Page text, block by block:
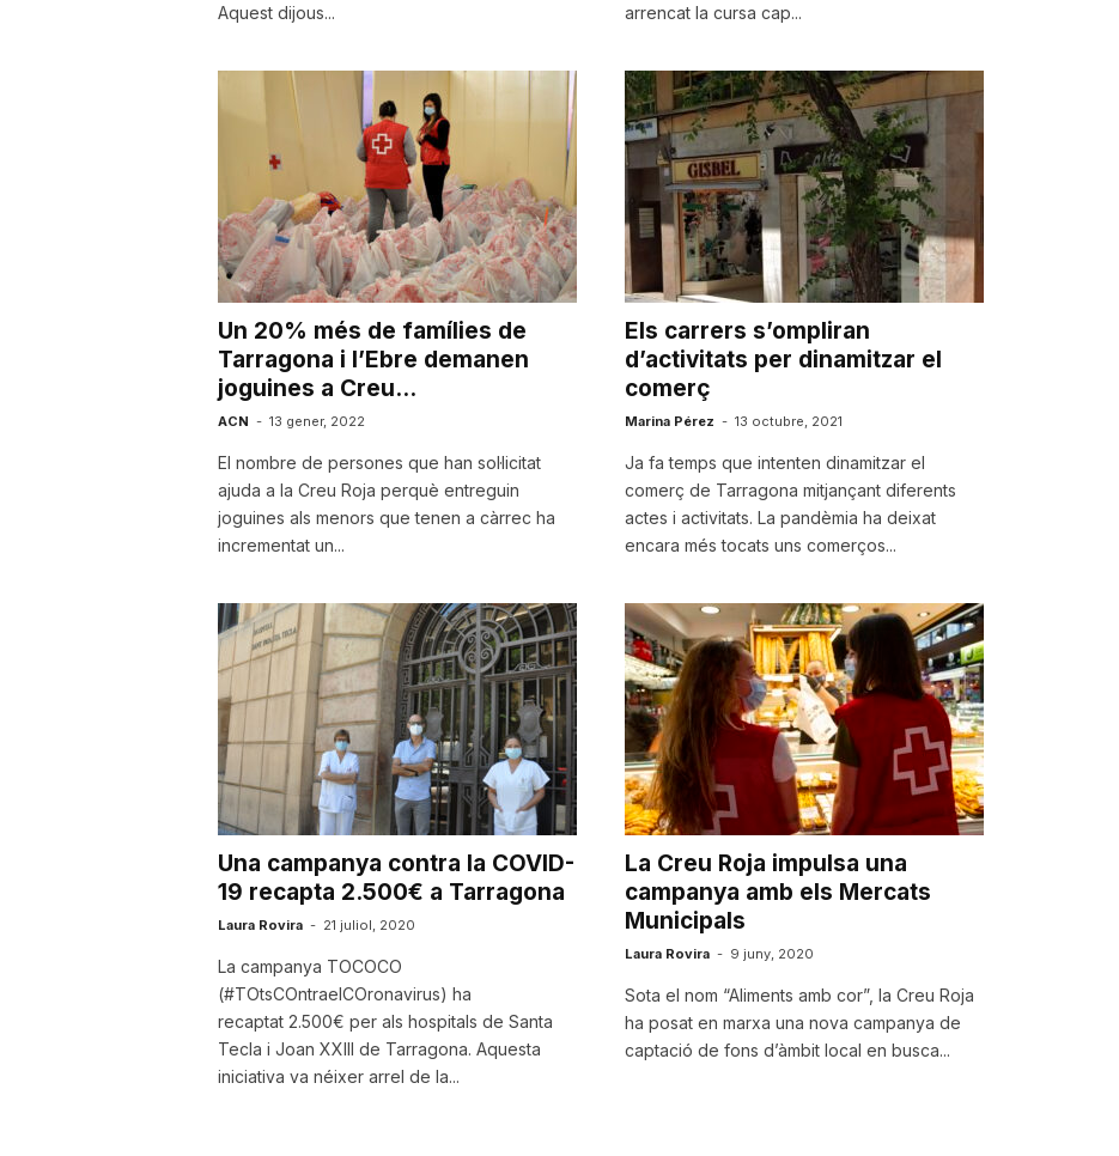
a
Aquest dijous...
arrencat la cursa cap...
Un 20% més de famílies de
Tarragona i l’Ebre demanen
joguines a Creu...
ACN - 13 gener, 2022
El nombre de persones que han sol·licitat
ajuda a la Creu Roja perquè entreguin
joguines als menors que tenen a càrrec ha
incrementat un...
Els carrers s’ompliran
d’activitats per dinamitzar el
comerç
Marina Pérez - 13 octubre, 2021
Ja fa temps que intenten dinamitzar el
comerç de Tarragona mitjançant diferents
actes i activitats. La pandèmia ha deixat
encara més tocats uns comerços...
Una campanya contra la COVID-
19 recapta 2.500€ a Tarragona
Laura Rovira - 21 juliol, 2020
La campanya TOCOCO
(#TOtsCOntraelCOronavirus) ha
recaptat 2.500€ per als hospitals de Santa
Tecla i Joan XXIII de Tarragona. Aquesta
iniciativa va néixer arrel de la...
La Creu Roja impulsa una
campanya amb els Mercats
Municipals
Laura Rovira - 9 juny, 2020
Sota el nom “Aliments amb cor”, la Creu Roja
ha posat en marxa una nova campanya de
captació de fons d’àmbit local en busca...